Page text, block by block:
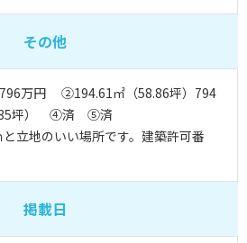
その他
万円 ②194.61㎡（58.86坪）794
坪） ④済 ⑤済
立地のいい場所です。建築許可番
掲載日